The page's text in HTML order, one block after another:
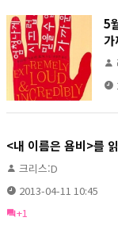
5
가
<내 이름은 욤비>를
크리스:D
2013-04-11 10:45
+1